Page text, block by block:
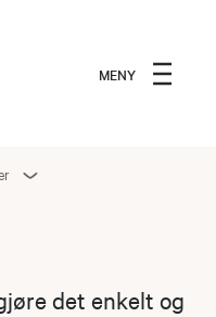
MENY
det enkelt og